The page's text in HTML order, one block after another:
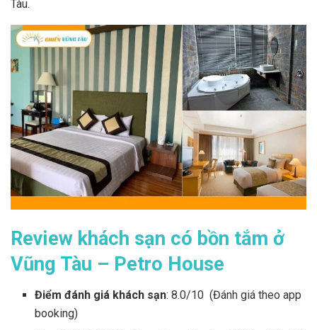
Tàu.
Review khách sạn có bồn tắm ở
Vũng Tàu – Petro House
Điểm đánh giá khách sạn: 8.0/10 (Đánh giá theo app
booking)